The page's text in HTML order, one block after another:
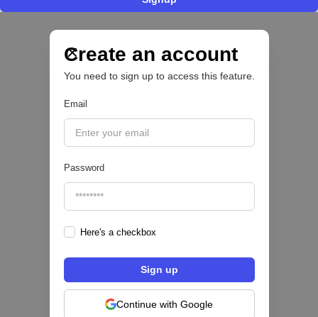
Create an account
You need to sign up to access this feature.
Email
Password
Here's a checkbox
Continue with Google
IA para automatizar la gestión de tesorería de
las PYMEs
BFM 👔
July 28
Fintech salvadoreña TOHKN lanza plataforma
para invertir desde US$10 en acciones de EE.
UU. y criptomonedas